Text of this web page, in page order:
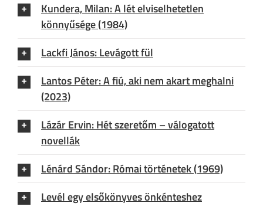
Kundera, Milan: A lét elviselhetetlen
könnyűsége (1984)
Lackfi János: Levágott fül
Lantos Péter: A fiú, aki nem akart meghalni
(2023)
Lázár Ervin: Hét szeretőm – válogatott
novellák
Lénárd Sándor: Római történetek (1969)
Levél egy elsőkönyves önkénteshez